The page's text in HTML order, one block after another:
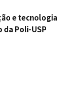
e tecnologia
Poli-USP